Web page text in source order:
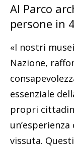
Al Parco
persone in
«I nostri
Nazione,
essenziale
propri
vissuta.